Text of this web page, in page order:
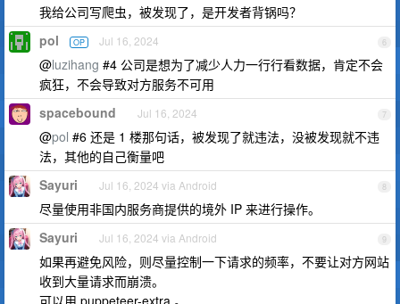
我给公司写爬虫，被发现了，是开发者背锅吗？
6
pol OP Jul 16, 2024
@luzihang #4 公司是想为了减少人力一行行看数据，肯定不会
疯狂，不会导致对方服务不可用
7
spacebound Jul 16, 2024
@pol #6 还是 1 楼那句话，被发现了就违法，没被发现就不违
法，其他的自己衡量吧
8
Sayuri Jul 16, 2024 via Android
尽量使用非国内服务商提供的境外 IP 来进行操作。
9
Sayuri Jul 16, 2024 via Android
如果再避免风险，则尽量控制一下请求的频率，不要让对方网站
收到大量请求而崩溃。
可以用 puppeteer-extra 。